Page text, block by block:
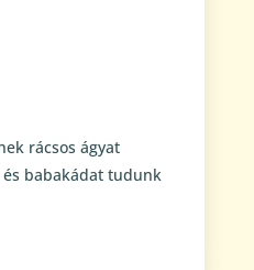
rácsos ágyat
babakádat tudunk